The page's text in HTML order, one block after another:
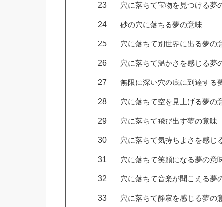
穴に落ちて宝物を見つける夢
砂の穴に落ちる夢の意味
穴に落ちて別世界に出る夢の
穴に落ちて温かさを感じる夢
無限に深い穴の底に到達する
穴に落ちて空を見上げる夢の
穴に落ちて飛び出す夢の意味
穴に落ちて気持ちよさを感じ
穴に落ちて笑顔になる夢の意
穴に落ちて音楽が聞こえる夢
穴に落ちて静寂を感じる夢の